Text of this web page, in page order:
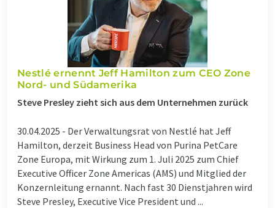
Nestlé ernennt Jeff Hamilton zum CEO Zone
Nord- und Südamerika
Steve Presley zieht sich aus dem Unternehmen zurück
30.04.2025 - Der Verwaltungsrat von Nestlé hat Jeff
Hamilton, derzeit Business Head von Purina PetCare
Zone Europa, mit Wirkung zum 1. Juli 2025 zum Chief
Executive Officer Zone Americas (AMS) und Mitglied der
Konzernleitung ernannt. Nach fast 30 Dienstjahren wird
Steve Presley, Executive Vice President und ...